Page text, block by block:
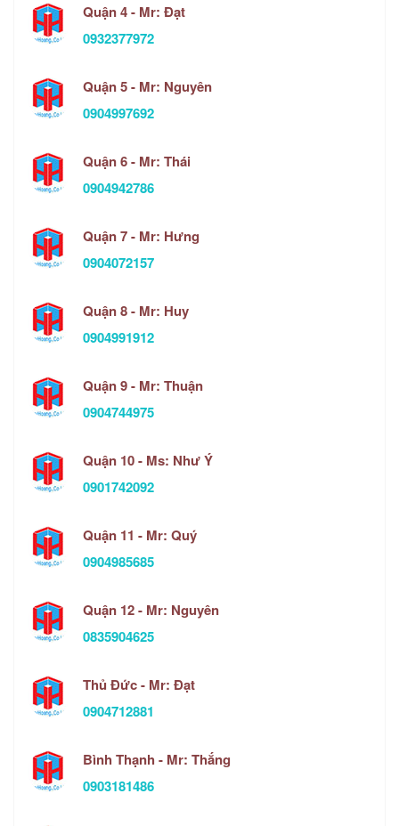
Quận 4 - Mr: Đạt
0932377972
Quận 5 - Mr: Nguyên
0904997692
Quận 6 - Mr: Thái
0904942786
Quận 7 - Mr: Hưng
0904072157
Quận 8 - Mr: Huy
0904991912
Quận 9 - Mr: Thuận
0904744975
Quận 10 - Ms: Như Ý
0901742092
Quận 11 - Mr: Quý
0904985685
Quận 12 - Mr: Nguyên
0835904625
Thủ Đức - Mr: Đạt
0904712881
Bình Thạnh - Mr: Thắng
0903181486